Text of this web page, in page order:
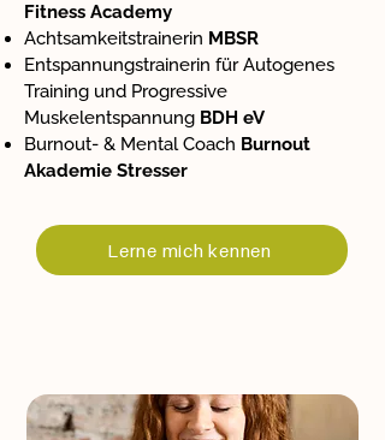
Fitness Academy
Achtsamkeitstrainerin MBSR
Entspannungstrainerin für Autogenes
Training und Progressive
Muskelentspannung BDH eV
Burnout- & Mental Coach Burnout
Akademie Stresser
Lerne mich kennen